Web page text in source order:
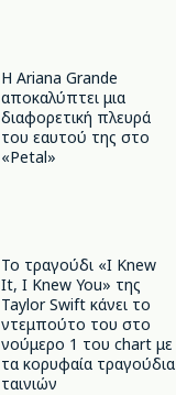
Η Ariana Grande
αποκαλύπτει μια
διαφορετική πλευρά
του εαυτού της στο
«Petal»
Το τραγούδι «I Knew
It, I Knew You» της
Taylor Swift κάνει το
ντεμπούτο του στο
νούμερο 1 του chart με
τα κορυφαία τραγούδια
ταινιών